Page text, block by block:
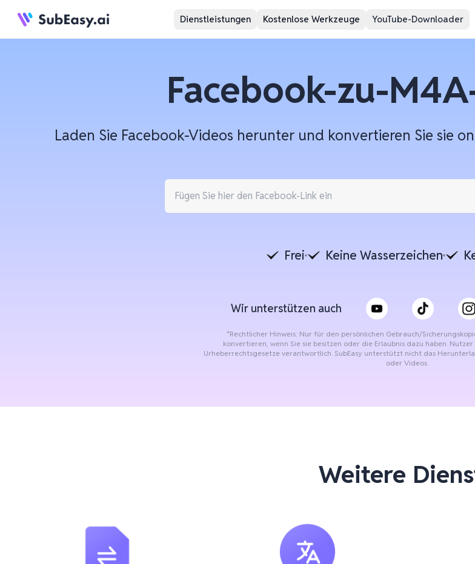
Dienstleistungen Kostenlose Werkzeuge YouTube-Downloader
Facebook-zu-
Laden Sie Facebook-Videos herunter und konvertieren Sie sie
Frei Keine Wasserzeichen
Wir unterstützen auch
*Rechtlicher Hinweis: Nur für den persönlichen Gebrauch/
konvertieren, wenn Sie sie besitzen oder die Erlaubnis dazu haben.
Urheberrechtsgesetze verantwortlich. SubEasy unterstützt nicht das
oder Videos.
Weitere